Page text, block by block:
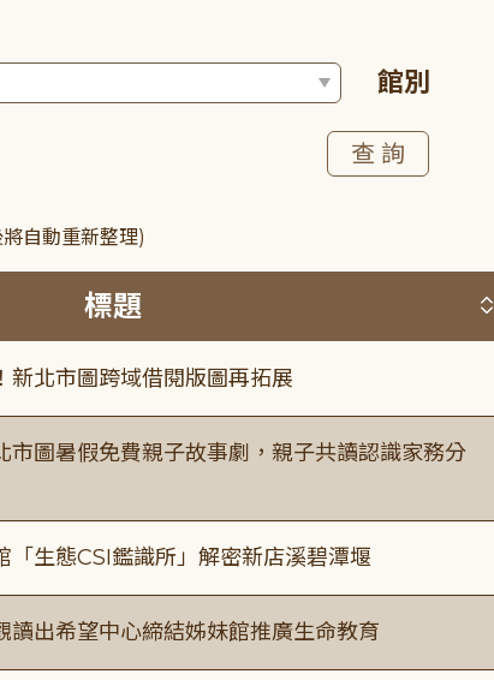
館別
自動重新整理)
標題
新北市圖跨域借閱版圖再拓展
市圖暑假免費親子故事劇，親子共讀認識家務分
「生態CSI鑑識所」解密新店溪碧潭堰
讀出希望中心締結姊妹館推廣生命教育